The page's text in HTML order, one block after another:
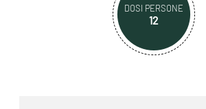
DOSI PERSONE
12